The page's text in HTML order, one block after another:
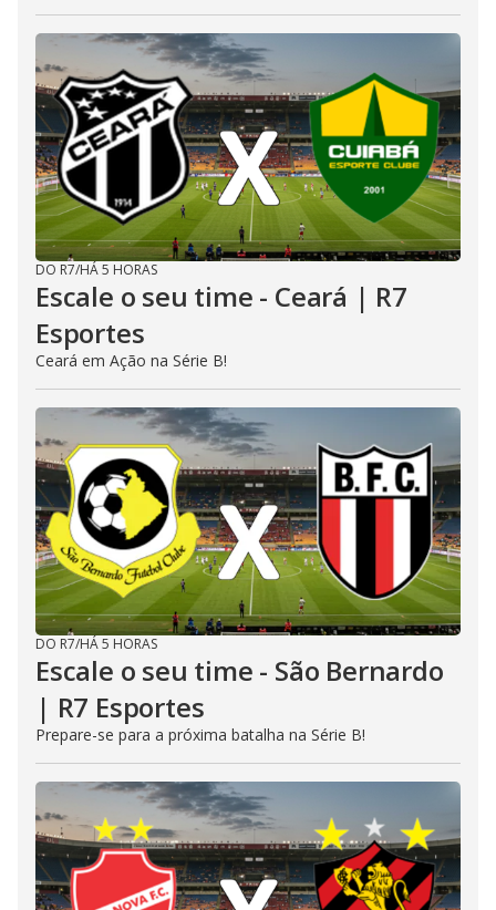
DO R7/HÁ 5 HORAS
Escale o seu time - Ceará | R7
Esportes
Ceará em Ação na Série B!
DO R7/HÁ 5 HORAS
Escale o seu time - São Bernardo
| R7 Esportes
Prepare-se para a próxima batalha na Série B!